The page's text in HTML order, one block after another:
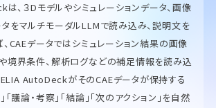
、３Dモデルやシミュレーションデータ、画像
をマルチモーダルLLMで読み込み、説明文を
、CAEデータではシミュレーション結果の画像
境界条件、解析ログなどの補足情報を読み込
AutoDeckがそのCAEデータが保持する
「議論・考察」「結論」「次のアクション」を自然